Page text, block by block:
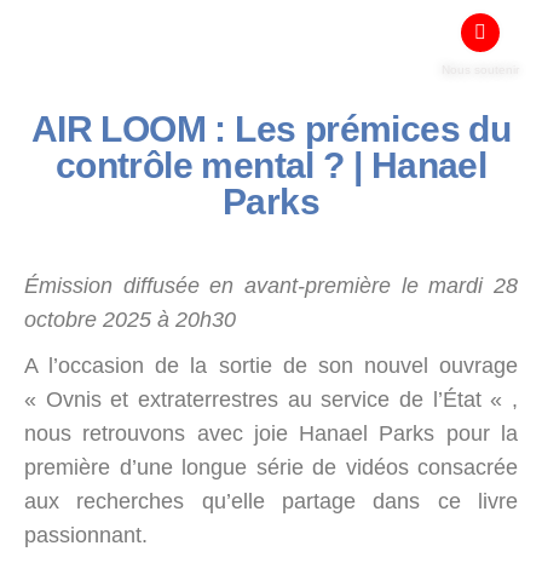
AIR LOOM : Les prémices du
contrôle mental ? | Hanael
Parks
Émission diffusée en avant-première le mardi 28
octobre 2025 à 20h30
A l’occasion de la sortie de son nouvel ouvrage
« Ovnis et extraterrestres au service de l’État « ,
nous retrouvons avec joie Hanael Parks pour la
première d’une longue série de vidéos consacrée
aux recherches qu’elle partage dans ce livre
passionnant.